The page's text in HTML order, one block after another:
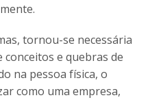
tornou-se necessária
conceitos e quebras de
na pessoa física, o
como uma empresa,